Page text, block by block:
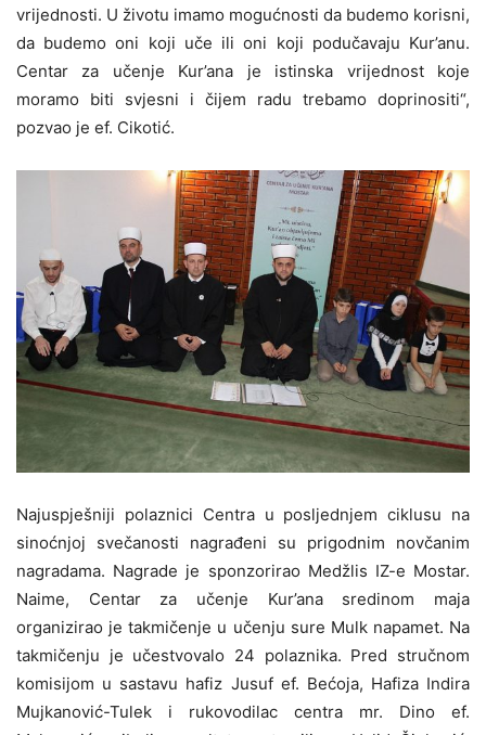
vrijednosti. U životu imamo mogućnosti da budemo korisni,
da budemo oni koji uče ili oni koji podučavaju Kur’anu.
Centar za učenje Kur’ana je istinska vrijednost koje
moramo biti svjesni i čijem radu trebamo doprinositi“,
pozvao je ef. Cikotić.
Najuspješniji polaznici Centra u posljednjem ciklusu na
sinoćnjoj svečanosti nagrađeni su prigodnim novčanim
nagradama. Nagrade je sponzorirao Medžlis IZ-e Mostar.
Naime, Centar za učenje Kur’ana sredinom maja
organizirao je takmičenje u učenju sure Mulk napamet. Na
takmičenju je učestvovalo 24 polaznika. Pred stručnom
komisijom u sastavu hafiz Jusuf ef. Bećoja, Hafiza Indira
Mujkanović-Tulek i rukovodilac centra mr. Dino ef.